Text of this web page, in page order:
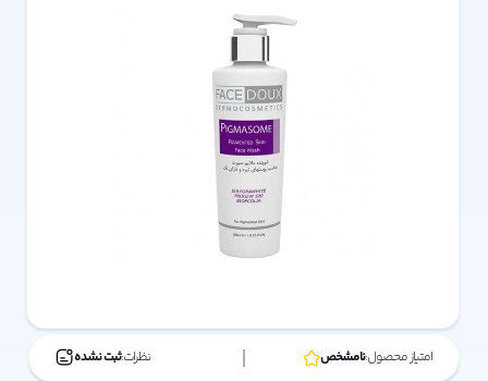
امتیاز محصول:نامشخص نظرات:ثبت نشده